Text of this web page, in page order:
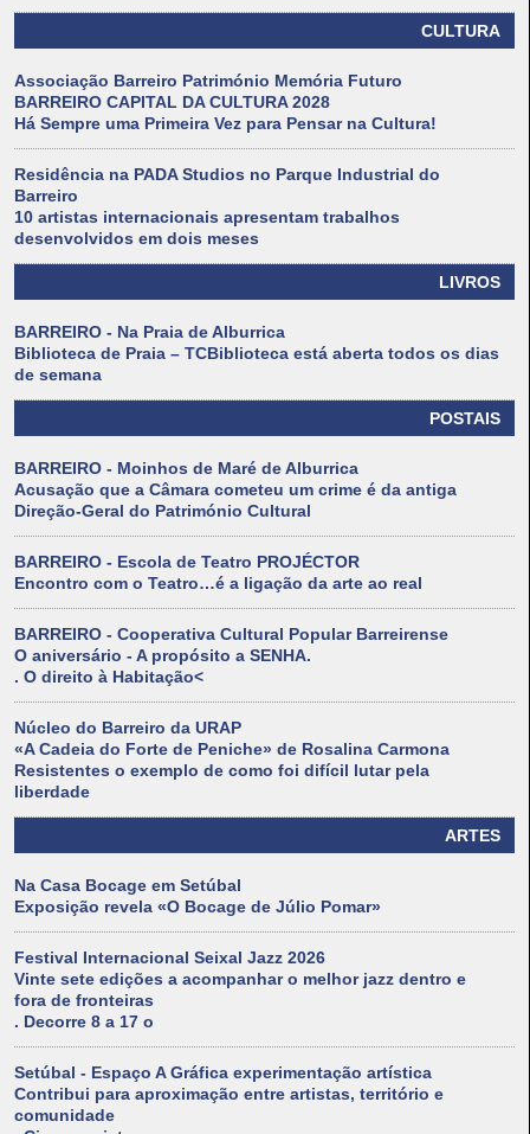
CULTURA
Associação Barreiro Património Memória Futuro
BARREIRO CAPITAL DA CULTURA 2028
Há Sempre uma Primeira Vez para Pensar na Cultura!
Residência na PADA Studios no Parque Industrial do
Barreiro
10 artistas internacionais apresentam trabalhos
desenvolvidos em dois meses
LIVROS
BARREIRO - Na Praia de Alburrica
Biblioteca de Praia – TCBiblioteca está aberta todos os dias
de semana
POSTAIS
BARREIRO - Moinhos de Maré de Alburrica
Acusação que a Câmara cometeu um crime é da antiga
Direção-Geral do Património Cultural
BARREIRO - Escola de Teatro PROJÉCTOR
Encontro com o Teatro…é a ligação da arte ao real
BARREIRO - Cooperativa Cultural Popular Barreirense
O aniversário - A propósito a SENHA.
. O direito à Habitação<
Núcleo do Barreiro da URAP
«A Cadeia do Forte de Peniche» de Rosalina Carmona
Resistentes o exemplo de como foi difícil lutar pela
liberdade
ARTES
Na Casa Bocage em Setúbal
Exposição revela «O Bocage de Júlio Pomar»
Festival Internacional Seixal Jazz 2026
Vinte sete edições a acompanhar o melhor jazz dentro e
fora de fronteiras
. Decorre 8 a 17 o
Setúbal - Espaço A Gráfica experimentação artística
Contribui para aproximação entre artistas, território e
comunidade